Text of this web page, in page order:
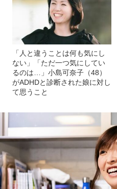
「人と違うことは何も気にし
ない」「ただ一つ気にしてい
るのは…」小島可奈子（48）
がADHDと診断された娘に対し
て思うこと